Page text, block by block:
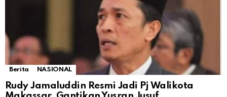
Berita NASIONAL
Rudy Jamaluddin Resmi Jadi Pj Walikota